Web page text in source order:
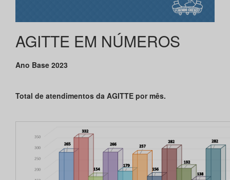
AGITTE EM NÚMEROS
Ano Base 2023
Total de atendimentos da AGITTE por mês.